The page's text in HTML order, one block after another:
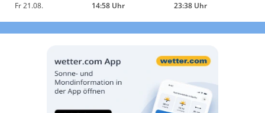
Fr 21.08.
14:58 Uhr 23:38 Uhr